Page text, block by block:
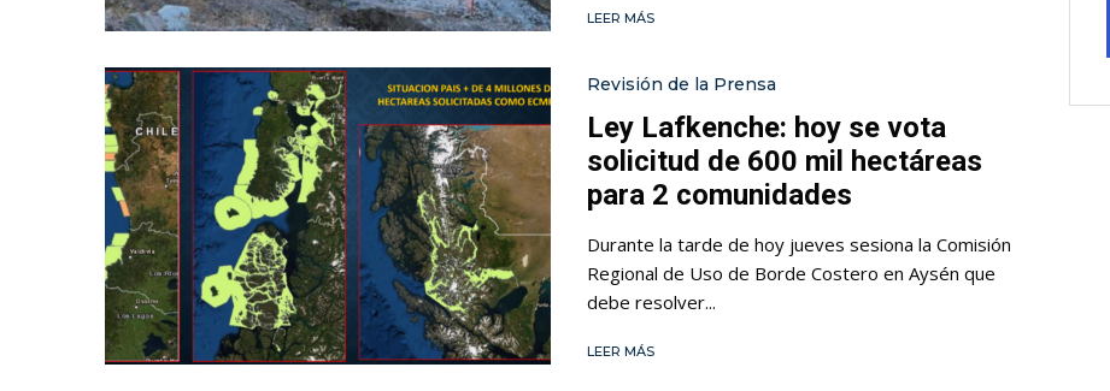
LEER MÁS
Revisión de la Prensa
Ley Lafkenche: hoy se vota
solicitud de 600 mil hectáreas
para 2 comunidades
Durante la tarde de hoy jueves sesiona la Comisión
Regional de Uso de Borde Costero en Aysén que
debe resolver...
LEER MÁS